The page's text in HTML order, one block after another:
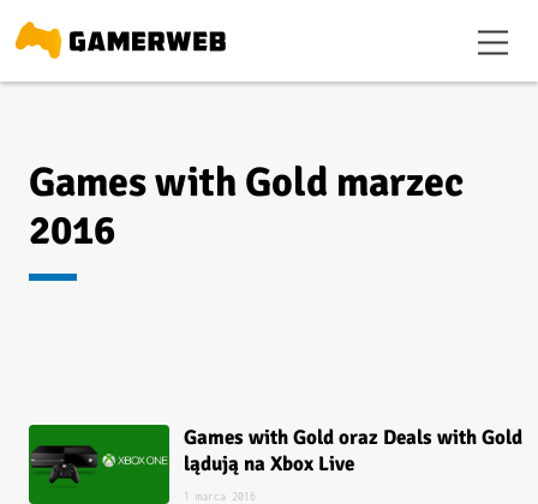
Games with Gold marzec
2016
Games with Gold oraz Deals with Gold
lądują na Xbox Live
1 marca 2016